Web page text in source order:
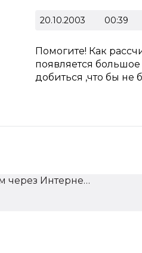
20.10.2003 00:39
Помогите! Как
появляется
добиться ,что бы не
Экспорт программ через Интернет. Как оформлять ?